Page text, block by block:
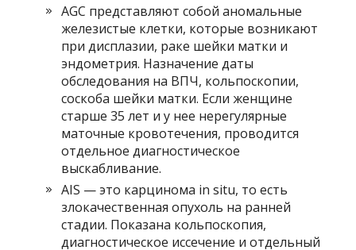
AGC представляют собой аномальные
железистые клетки, которые возникают
при дисплазии, раке шейки матки и
эндометрия. Назначение даты
обследования на ВПЧ, кольпоскопии,
соскоба шейки матки. Если женщине
старше 35 лет и у нее нерегулярные
маточные кровотечения, проводится
отдельное диагностическое
выскабливание.
AIS — это карцинома in situ, то есть
злокачественная опухоль на ранней
стадии. Показана кольпоскопия,
диагностическое иссечение и отдельный